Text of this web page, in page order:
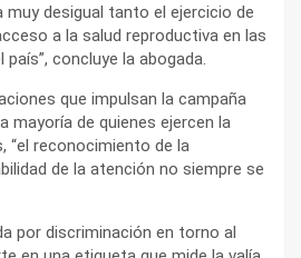
muy desigual tanto el ejercicio de
a la salud reproductiva en las
concluye la abogada.
que impulsan la campaña
mayoría de quienes ejercen la
“el reconocimiento de la
de la atención no siempre se
por discriminación en torno al